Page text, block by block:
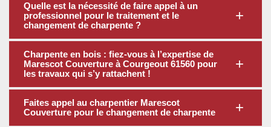
Quelle est la nécessité de faire appel à un
professionnel pour le traitement et le
changement de charpente ?
Charpente en bois : fiez-vous à l’expertise de
Marescot Couverture à Courgeout 61560 pour
les travaux qui s’y rattachent !
Faites appel au charpentier Marescot
Couverture pour le changement de charpente